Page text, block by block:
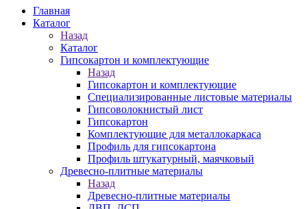
Главная
Каталог
Назад
Каталог
Гипсокартон и комплектующие
Назад
Гипсокартон и комплектующие
Специализированные листовые материалы
Гипсоволокнистый лист
Гипсокартон
Комплектующие для металлокаркаса
Профиль для гипсокартона
Профиль штукатурный, маячковый
Древесно-плитные материалы
Назад
Древесно-плитные материалы